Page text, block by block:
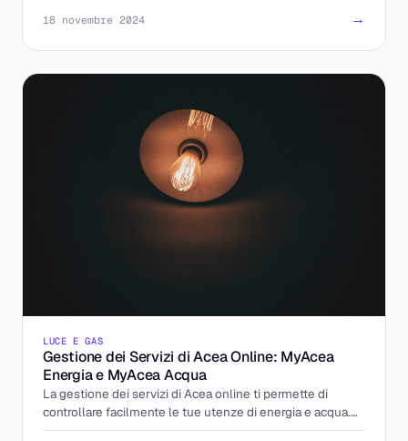
18 novembre 2024 →
LUCE E GAS
Gestione dei Servizi di Acea Online: MyAcea
Energia e MyAcea Acqua
La gestione dei servizi di Acea online ti permette di
controllare facilmente le tue utenze di energia e acqua.
Scopri tutto di MyAcea